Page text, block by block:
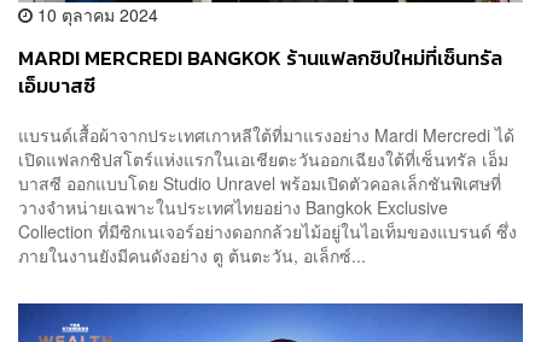
10 ตุลาคม 2024
MARDI MERCREDI BANGKOK ร้านแฟลกชิปใหม่ที่เซ็นทรัล
เอ็มบาสซี
แบรนด์เสื้อผ้าจากประเทศเกาหลีใต้ที่มาแรงอย่าง Mardi Mercredi ได้
เปิดแฟลกชิปสโตร์แห่งแรกในเอเชียตะวันออกเฉียงใต้ที่เซ็นทรัล เอ็ม
บาสซี ออกแบบโดย Studio Unravel พร้อมเปิดตัวคอลเล็กชันพิเศษที่
วางจำหน่ายเฉพาะในประเทศไทยอย่าง Bangkok Exclusive
Collection ที่มีซิกเนเจอร์อย่างดอกกล้วยไม้อยู่ในไอเท็มของแบรนด์ ซึ่ง
ภายในงานยังมีคนดังอย่าง ตู ต้นตะวัน, อเล็กซ์...